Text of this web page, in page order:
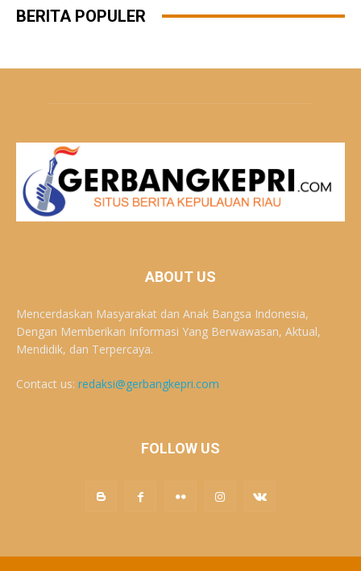
BERITA POPULER
ABOUT US
Mencerdaskan Masyarakat dan Anak Bangsa Indonesia,
Dengan Memberikan Informasi Yang Berwawasan, Aktual,
Mendidik, dan Terpercaya.
Contact us: redaksi@gerbangkepri.com
FOLLOW US